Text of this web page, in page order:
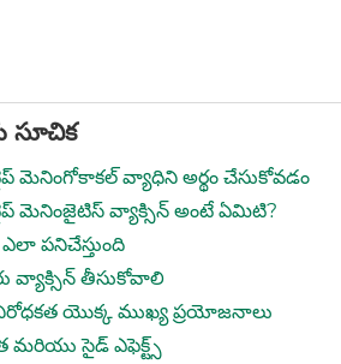
మెనింగోకాకల్ వ్యాధిని అర్థం చేసుకోవడం
మెనింజైటిస్ వ్యాక్సిన్ అంటే ఏమిటి?
పనిచేస్తుంది
వ్యాక్సిన్ తీసుకోవాలి
యొక్క ముఖ్య ప్రయోజనాలు
మరియు సైడ్ ఎఫెక్ట్స్